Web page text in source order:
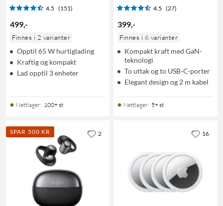
4.5 (151)
499,-
Finnes i 2 varianter
Opptil 65 W hurtiglading
Kraftig og kompakt
Lad opptil 3 enheter
Nettlager: 100+ st
4.5 (27)
399,-
Finnes i 6 varianter
Kompakt kraft med GaN-
teknologi
To uttak og to USB-C-porter
Elegant design og 2 m kabel
Nettlager: 5+ st
SPAR 500 KR 2 16